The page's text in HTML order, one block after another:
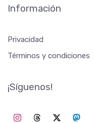
Información
Privacidad
Términos y condiciones
¡Síguenos!